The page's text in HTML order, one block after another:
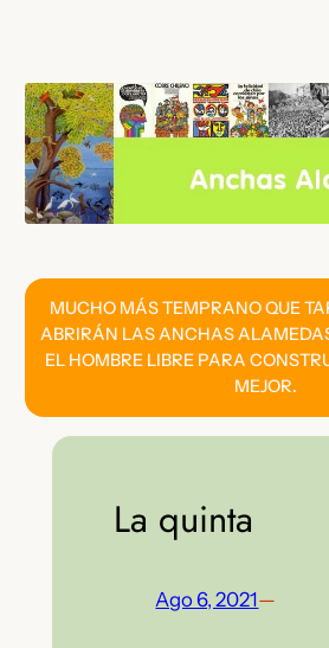
contenido
MUCHO MÁS TEMPRANO QUE
ABRIRÁN LAS ANCHAS
EL HOMBRE LIBRE PARA
MEJOR.
La quinta
Ago 6, 2021—